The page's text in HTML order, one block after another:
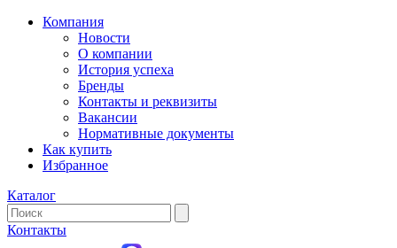
Компания
Новости
О компании
История успеха
Бренды
Контакты и реквизиты
Вакансии
Нормативные документы
Как купить
Избранное
Каталог
Контакты